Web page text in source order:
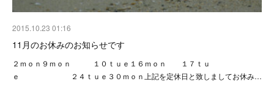
2015.10.23 01:16
11月のお休みのお知らせです
２ｍｏｎ９ｍｏｎ １０ｔｕｅ１６ｍｏｎ １７ｔｕ
ｅ ２４ｔｕｅ３０ｍｏｎ上記を定休日と致しましてお休み…